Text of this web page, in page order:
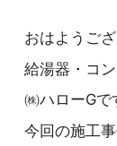
おはようござ
給湯器・コ
㈱ハローGで
今回の施工